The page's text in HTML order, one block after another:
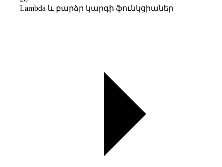
Lambda և բարձր կարգի ֆունկցիաներ